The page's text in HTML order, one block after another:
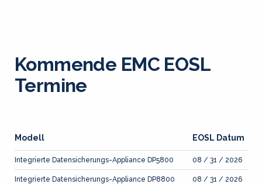
Kommende EMC EOSL
Termine
Modell EOSL Datum
Integrierte Datensicherungs-Appliance DP5800 08 / 31 / 2026
Integrierte Datensicherungs-Appliance DP8800 08 / 31 / 2026